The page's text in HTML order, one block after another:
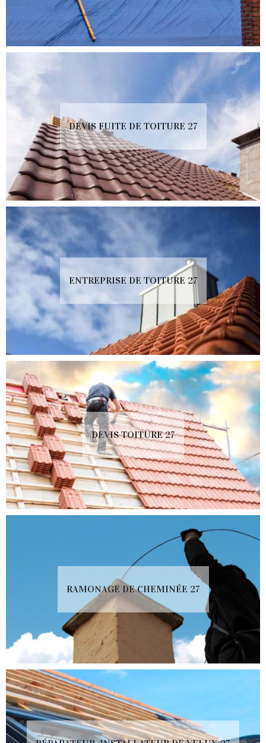
DEVIS FUITE DE TOITURE 27
ENTREPRISE DE TOITURE 27
DEVIS TOITURE 27
RAMONAGE DE CHEMINÉE 27